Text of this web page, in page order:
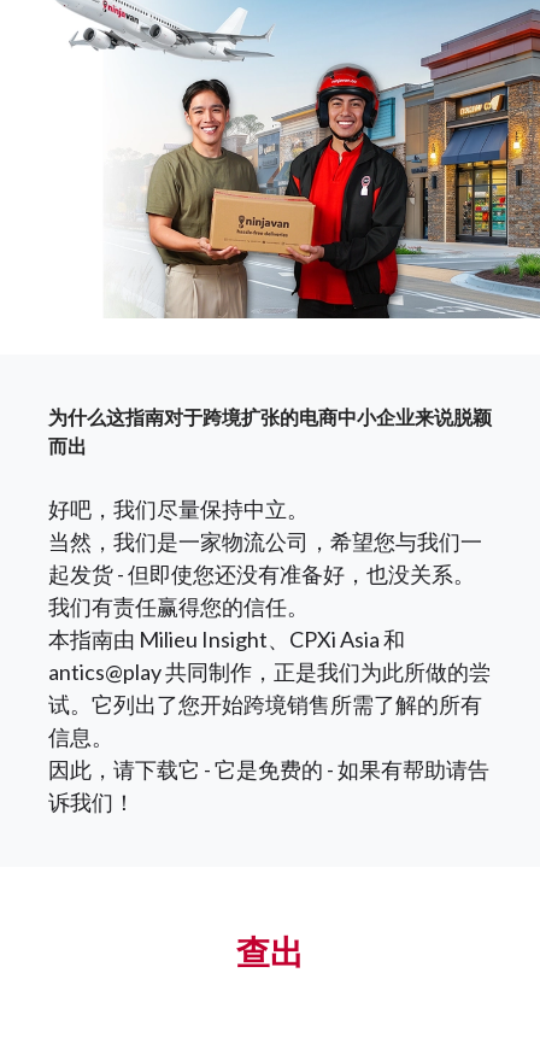
为什么这指南对于跨境扩张的电商中小企业来说脱颖
而出
好吧，我们尽量保持中立。
当然，我们是一家物流公司，希望您与我们一
起发货 - 但即使您还没有准备好，也没关系。
我们有责任赢得您的信任。
本指南由 Milieu Insight、CPXi Asia 和
antics@play 共同制作，正是我们为此所做的尝
试。它列出了您开始跨境销售所需了解的所有
信息。
因此，请下载它 - 它是免费的 - 如果有帮助请告
诉我们！
查出